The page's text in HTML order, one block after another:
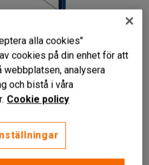
alla cookies"
cookies på din enhet för att
webbplatsen, analysera
och bistå i våra
Cookie policy